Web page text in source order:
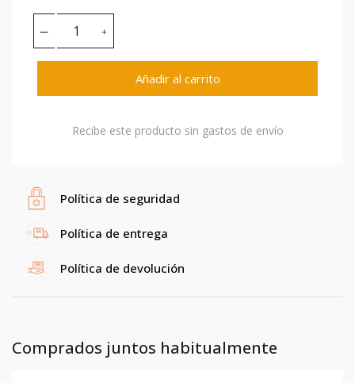
Añadir al carrito
Recibe este producto sin gastos de envío
Política de seguridad
Política de entrega
Política de devolución
Comprados juntos habitualmente